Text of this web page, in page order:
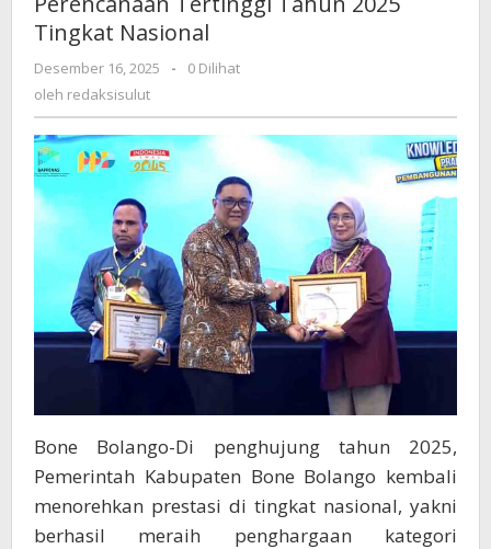
Tahun
2025
Tingkat
Tingkat Nasional
Desember 16, 2025
oleh
-
0 Dilihat
oleh redaksisulut
Bone Bolango-Di penghujung tahun 2025,
Pemerintah Kabupaten Bone Bolango kembali
menorehkan prestasi di tingkat nasional, yakni
berhasil meraih penghargaan kategori